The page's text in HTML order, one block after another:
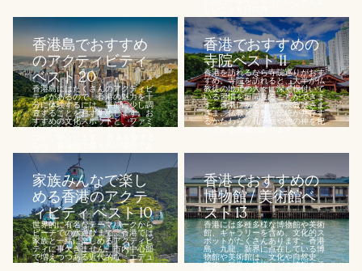
香港島でおすすめ
のアクティビティ
ベスト 20
香港島にはたくさんのアクティビ
ティがあるので、香港の魅力を十
分に体験するには、事前に少し調
査することをおすすめします。お
すすめの文化スポットと、ファミ
リー向けの楽しいスポットをいく
るヴィクトリア...
香港でおすすめの
寺院ベスト 11
香港を訪れるなら寺院巡りがおす
すめ。寺院を訪れると、大半が仏
教徒の地元の人々に深く根付いて
いる習慣を垣間見ることができま
す。香港にある寺院の宗教はさま
ざま。仏教と道教の伝統が共存す
るかたわら、孔子廟や他の神を祀
っている寺院もあります。...
家族みんなで楽し
める香港のアクテ
ィビティ ベスト 10
世界的に有名なテーマパークから
ビーチでの水遊びまで、香港では
家族と一緒に楽しめるアクティビ
ティに事欠きません。市内中心部
で増えつつある近代的な「エデュ
テインメント」センターの 1...
香港でおすすめの
博物館 / 美術館ベ
スト 13
香港には多種多様な博物館や美術
館、ギャラリーを含め、文化的ス
ポットがたくさんあります。香港
島、九龍、新界に点在している博
物館や美術館は、文化や自然史、
芸術、科学や技術などの情報を発